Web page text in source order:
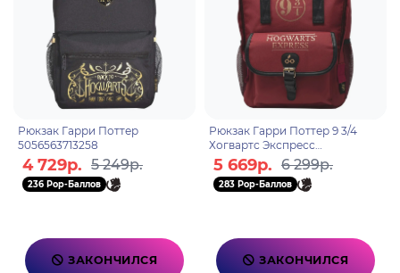
Рюкзак Гарри Поттер
5056563713258
4 729р. 5 249р.
236 Pop-Баллов
ЗАКОНЧИЛСЯ
Рюкзак Гарри Поттер 9 3/4
Хогвартс Экспресс
5060718144002
5 669р. 6 299р.
283 Pop-Баллов
ЗАКОНЧИЛСЯ